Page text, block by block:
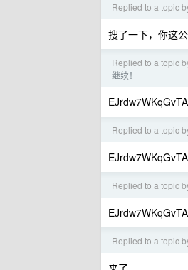
Replied to a topic
搜了一下，你这
Replied to a topic
继续！
Replied to a topic
Replied to a topic
Replied to a topic